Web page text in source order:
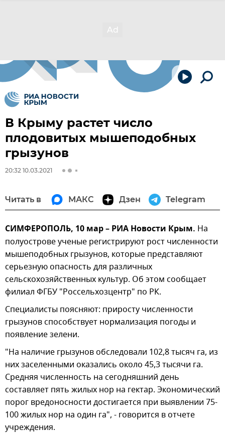
В Крыму растет число
плодовитых мышеподобных
грызунов
20:32 10.03.2021
Читать в МАКС Дзен Telegram
СИМФЕРОПОЛЬ, 10 мар – РИА Новости Крым. На
полуострове ученые регистрируют рост численности
мышеподобных грызунов, которые представляют
серьезную опасность для различных
сельскохозяйственных культур. Об этом сообщает
филиал ФГБУ "Россельхозцентр" по РК.
Специалисты поясняют: приросту численности
грызунов способствует нормализация погоды и
появление зелени.
"На наличие грызунов обследовали 102,8 тысяч га, из
них заселенными оказались около 45,3 тысячи га.
Средняя численность на сегодняшний день
составляет пять жилых нор на гектар. Экономический
порог вредоносности достигается при выявлении 75-
100 жилых нор на один га", - говорится в отчете
учреждения.